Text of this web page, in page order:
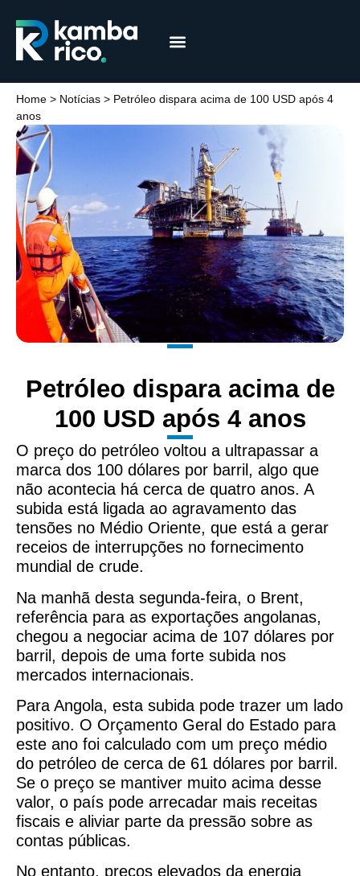
Home > Notícias > Petróleo dispara acima de 100 USD após 4
anos
Petróleo dispara acima de
100 USD após 4 anos
O preço do petróleo voltou a ultrapassar a
marca dos 100 dólares por barril, algo que
não acontecia há cerca de quatro anos. A
subida está ligada ao agravamento das
tensões no Médio Oriente, que está a gerar
receios de interrupções no fornecimento
mundial de crude.
Na manhã desta segunda-feira, o Brent,
referência para as exportações angolanas,
chegou a negociar acima de 107 dólares por
barril, depois de uma forte subida nos
mercados internacionais.
Para Angola, esta subida pode trazer um lado
positivo. O Orçamento Geral do Estado para
este ano foi calculado com um preço médio
do petróleo de cerca de 61 dólares por barril.
Se o preço se mantiver muito acima desse
valor, o país pode arrecadar mais receitas
fiscais e aliviar parte da pressão sobre as
contas públicas.
No entanto, preços elevados da energia